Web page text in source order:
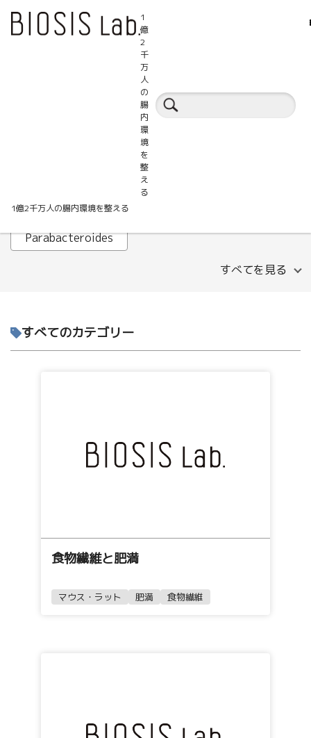
1
億
2
千
万
人
の
腸
内
環
境
を
整
え
る
1億2千万人の腸内環境を整える
B細胞
Faecalibacterium prausnitzii
LDLコレステロール
Parabacteroides
すべてを見る
すべてのカテゴリー
食物繊維と肥満
マウス・ラット 肥満 食物繊維